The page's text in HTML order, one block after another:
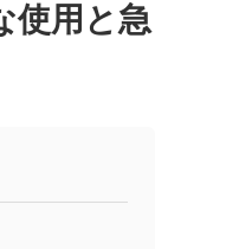
使用と急